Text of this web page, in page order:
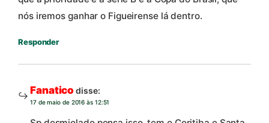
nós iremos ganhar o Figueirense lá dentro.
Responder
Fanatico disse:
17 de maio de 2016 às 12:51